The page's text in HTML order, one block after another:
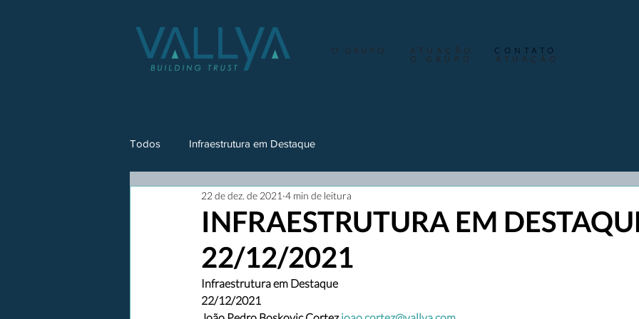
O GRUPO ATUAÇÃO
CONTATO
O GRUPO
ATUAÇÃO
Todos Infraestrutura em Destaque
INFRAESTRUTURA EM
22/12/2021
22 de dez. de 2021 4 min de leitura
Infraestrutura em Destaque
22/12/2021